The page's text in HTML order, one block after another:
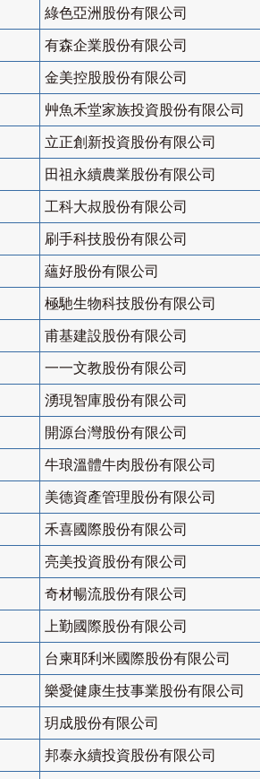
綠色亞洲股份有限公司
有森企業股份有限公司
金美控股股份有限公司
艸魚禾堂家族投資股份有限公司
立正創新投資股份有限公司
田祖永續農業股份有限公司
工科大叔股份有限公司
刷手科技股份有限公司
蘊好股份有限公司
極馳生物科技股份有限公司
甫基建設股份有限公司
一一文教股份有限公司
湧現智庫股份有限公司
開源台灣股份有限公司
牛琅溫體牛肉股份有限公司
美德資產管理股份有限公司
禾喜國際股份有限公司
亮美投資股份有限公司
奇材暢流股份有限公司
上勤國際股份有限公司
台柬耶利米國際股份有限公司
樂愛健康生技事業股份有限公司
玥成股份有限公司
邦泰永續投資股份有限公司